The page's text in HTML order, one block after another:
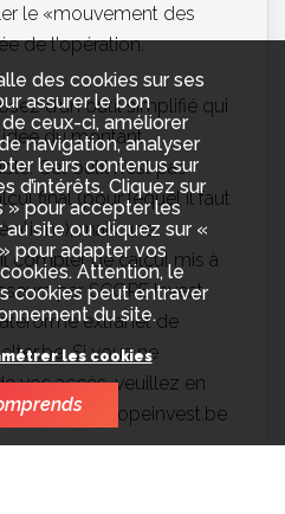
le «mouvement des
de l'opération.
d’un outil simplifié qui
du montant
Cet outil n’est pas
final (pour lequel il faut
mais une
complet de calcul mis à
par SCOPE Invest
extranet de
Si vous ne
vos accès, veuillez en
des cookies sur ses
assurer le bon
ceux-ci, améliorer
navigation, analyser
leurs contenus sur
d’intérêts. Cliquez sur
» pour accepter les
site ou cliquez sur «
pour adapter vos
Attention, le
cookies peut entraver
du site.
les cookies